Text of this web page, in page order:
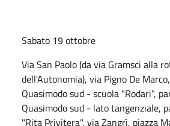
Sabato 19 ottobre
Via San Paolo (da via Gramsci alla
dell'Autonomia), via Pigno De
Quasimodo sud - scuola "Rodari",
Quasimodo sud - lato tangenziale,
"Rita Privitera", via Zangrì, piazza